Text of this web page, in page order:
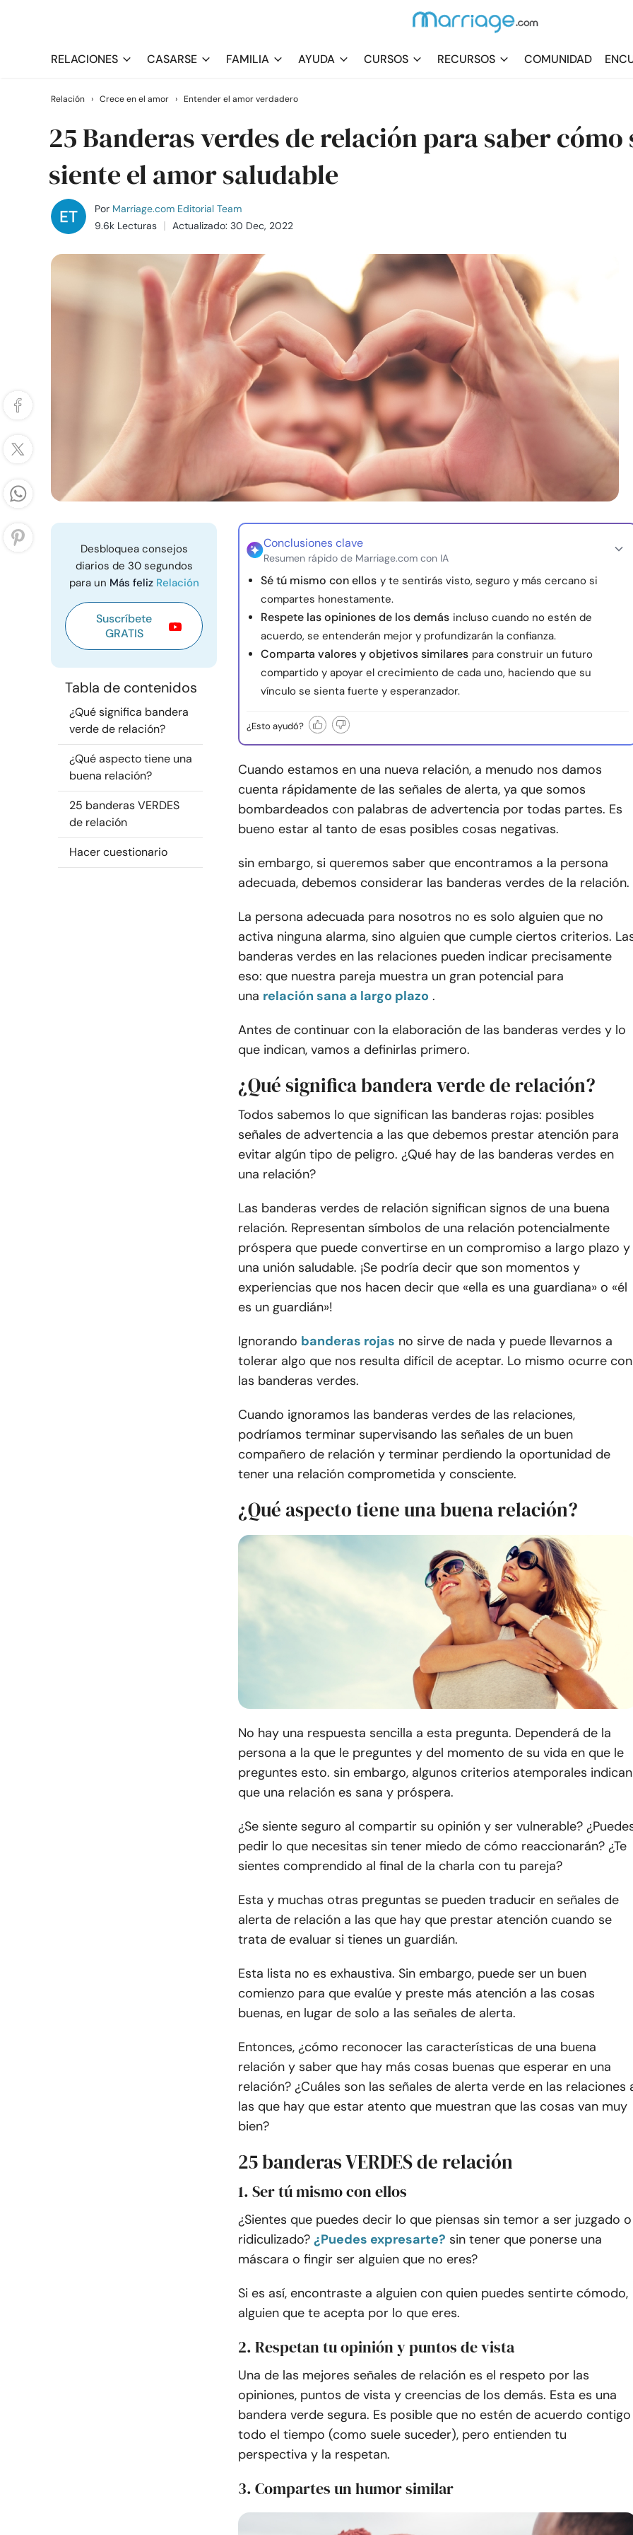
RELACIONES CASARSE FAMILIA AYUDA CURSOS RECURSOS COMUNIDAD
Relación › Crece en el amor › Entender el amor verdadero
25 Banderas verdes de relación para saber cómo
siente el amor saludable
Por Marriage.com Editorial Team
9.6k Lecturas
Actualizado: 30 Dec, 2022
Desbloquea consejos
diarios de 30 segundos
para un Más feliz Relación
Suscríbete
GRATIS
Tabla de contenidos
¿Qué significa bandera
verde de relación?
¿Qué aspecto tiene una
buena relación?
25 banderas VERDES
de relación
Hacer cuestionario
Conclusiones clave
Resumen rápido de Marriage.com con IA
Sé tú mismo con ellos y te sentirás visto, seguro y más cercano si
compartes honestamente.
Respete las opiniones de los demás incluso cuando no estén de
acuerdo, se entenderán mejor y profundizarán la confianza.
Comparta valores y objetivos similares para construir un futuro
compartido y apoyar el crecimiento de cada uno, haciendo que su
vínculo se sienta fuerte y esperanzador.
¿Esto ayudó?
Cuando estamos en una nueva relación, a menudo nos damos
cuenta rápidamente de las señales de alerta, ya que somos
bombardeados con palabras de advertencia por todas partes. Es
bueno estar al tanto de esas posibles cosas negativas.
sin embargo, si queremos saber que encontramos a la persona
adecuada, debemos considerar las banderas verdes de la relación.
La persona adecuada para nosotros no es solo alguien que no
activa ninguna alarma, sino alguien que cumple ciertos criterios.
banderas verdes en las relaciones pueden indicar precisamente
eso: que nuestra pareja muestra un gran potencial para
una relación sana a largo plazo .
Antes de continuar con la elaboración de las banderas verdes y lo
que indican, vamos a definirlas primero.
¿Qué significa bandera verde de relación?
Todos sabemos lo que significan las banderas rojas: posibles
señales de advertencia a las que debemos prestar atención para
evitar algún tipo de peligro. ¿Qué hay de las banderas verdes en
una relación?
Las banderas verdes de relación significan signos de una buena
relación. Representan símbolos de una relación potencialmente
próspera que puede convertirse en un compromiso a largo plazo y
una unión saludable. ¡Se podría decir que son momentos y
experiencias que nos hacen decir que «ella es una guardiana» o «él
es un guardián»!
Ignorando banderas rojas no sirve de nada y puede llevarnos a
tolerar algo que nos resulta difícil de aceptar. Lo mismo ocurre con
las banderas verdes.
Cuando ignoramos las banderas verdes de las relaciones,
podríamos terminar supervisando las señales de un buen
compañero de relación y terminar perdiendo la oportunidad de
tener una relación comprometida y consciente.
¿Qué aspecto tiene una buena relación?
No hay una respuesta sencilla a esta pregunta. Dependerá de la
persona a la que le preguntes y del momento de su vida en que le
preguntes esto. sin embargo, algunos criterios atemporales indican
que una relación es sana y próspera.
¿Se siente seguro al compartir su opinión y ser vulnerable?
pedir lo que necesitas sin tener miedo de cómo reaccionarán? ¿Te
sientes comprendido al final de la charla con tu pareja?
Esta y muchas otras preguntas se pueden traducir en señales de
alerta de relación a las que hay que prestar atención cuando se
trata de evaluar si tienes un guardián.
Esta lista no es exhaustiva. Sin embargo, puede ser un buen
comienzo para que evalúe y preste más atención a las cosas
buenas, en lugar de solo a las señales de alerta.
Entonces, ¿cómo reconocer las características de una buena
relación y saber que hay más cosas buenas que esperar en una
relación? ¿Cuáles son las señales de alerta verde en las relaciones
las que hay que estar atento que muestran que las cosas van muy
bien?
25 banderas VERDES de relación
1. Ser tú mismo con ellos
¿Sientes que puedes decir lo que piensas sin temor a ser juzgado o
ridiculizado? ¿Puedes expresarte? sin tener que ponerse una
máscara o fingir ser alguien que no eres?
Si es así, encontraste a alguien con quien puedes sentirte cómodo,
alguien que te acepta por lo que eres.
2. Respetan tu opinión y puntos de vista
Una de las mejores señales de relación es el respeto por las
opiniones, puntos de vista y creencias de los demás. Esta es una
bandera verde segura. Es posible que no estén de acuerdo contigo
todo el tiempo (como suele suceder), pero entienden tu
perspectiva y la respetan.
3. Compartes un humor similar